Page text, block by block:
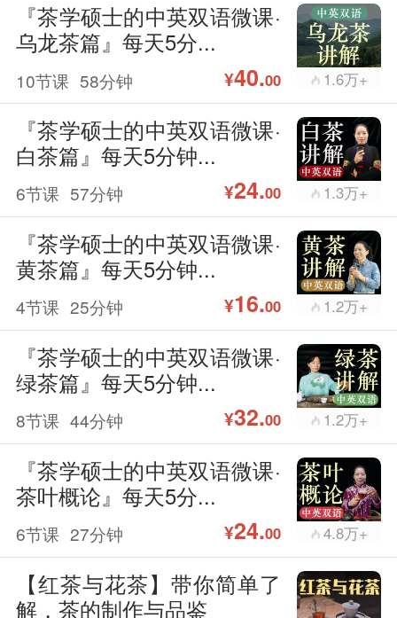
『茶学硕士的中英双语微课·
乌龙茶篇』每天5分...
10节课 58分钟 ¥40.00 1.6万+
『茶学硕士的中英双语微课·
白茶篇』每天5分钟...
6节课 57分钟 ¥24.00 1.3万+
『茶学硕士的中英双语微课·
黄茶篇』每天5分钟...
4节课 25分钟 ¥16.00 1.2万+
『茶学硕士的中英双语微课·
绿茶篇』每天5分钟...
8节课 44分钟 ¥32.00 1.2万+
『茶学硕士的中英双语微课·
茶叶概论』每天5分...
6节课 27分钟 ¥24.00 4.8万+
【红茶与花茶】带你简单了
解，茶的制作与品鉴